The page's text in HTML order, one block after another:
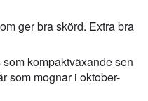
ger bra skörd. Extra bra
kompaktväxande sen
som mognar i oktober-